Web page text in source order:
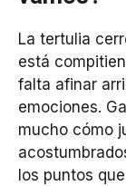
La tertulia
está
falta afinar
emociones.
mucho cómo
los puntos